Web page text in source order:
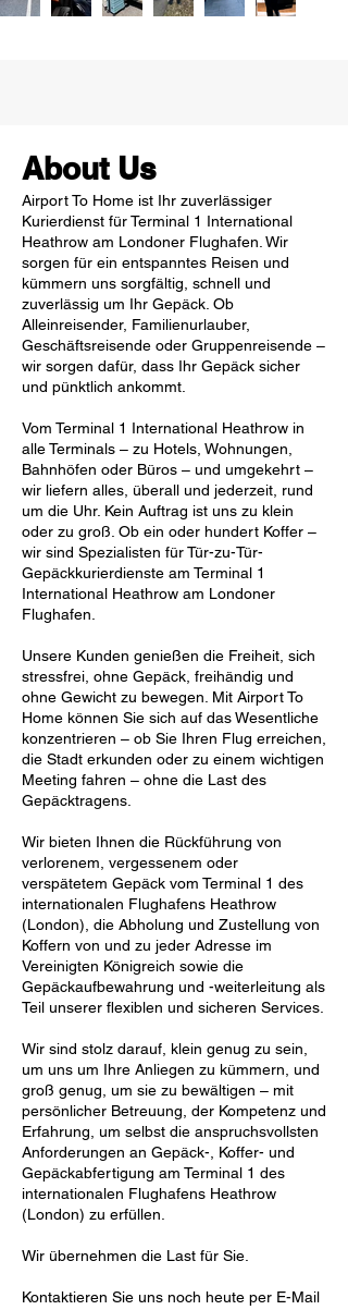
About Us
Airport To Home ist Ihr zuverlässiger
Kurierdienst für Terminal 1 International
Heathrow am Londoner Flughafen. Wir
sorgen für ein entspanntes Reisen und
kümmern uns sorgfältig, schnell und
zuverlässig um Ihr Gepäck. Ob
Alleinreisender, Familienurlauber,
Geschäftsreisende oder Gruppenreisende –
wir sorgen dafür, dass Ihr Gepäck sicher
und pünktlich ankommt.
Vom Terminal 1 International Heathrow in
alle Terminals – zu Hotels, Wohnungen,
Bahnhöfen oder Büros – und umgekehrt –
wir liefern alles, überall und jederzeit, rund
um die Uhr. Kein Auftrag ist uns zu klein
oder zu groß. Ob ein oder hundert Koffer –
wir sind Spezialisten für Tür-zu-Tür-
Gepäckkurierdienste am Terminal 1
International Heathrow am Londoner
Flughafen.
Unsere Kunden genießen die Freiheit, sich
stressfrei, ohne Gepäck, freihändig und
ohne Gewicht zu bewegen. Mit Airport To
Home können Sie sich auf das Wesentliche
konzentrieren – ob Sie Ihren Flug erreichen,
die Stadt erkunden oder zu einem wichtigen
Meeting fahren – ohne die Last des
Gepäcktragens.
Wir bieten Ihnen die Rückführung von
verlorenem, vergessenem oder
verspätetem Gepäck vom Terminal 1 des
internationalen Flughafens Heathrow
(London), die Abholung und Zustellung von
Koffern von und zu jeder Adresse im
Vereinigten Königreich sowie die
Gepäckaufbewahrung und -weiterleitung als
Teil unserer flexiblen und sicheren Services.
Wir sind stolz darauf, klein genug zu sein,
um uns um Ihre Anliegen zu kümmern, und
groß genug, um sie zu bewältigen – mit
persönlicher Betreuung, der Kompetenz und
Erfahrung, um selbst die anspruchsvollsten
Anforderungen an Gepäck-, Koffer- und
Gepäckabfertigung am Terminal 1 des
internationalen Flughafens Heathrow
(London) zu erfüllen.
Wir übernehmen die Last für Sie.
Kontaktieren Sie uns noch heute per E-Mail